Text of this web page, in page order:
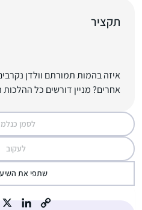
תקציר
איזה בהמות תמורתם וולדן
אחרים? מניין דורשים כל ההלכות
לסמן
לעקוב
שתפי את